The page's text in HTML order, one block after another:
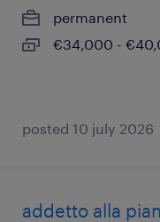
permanent
€34,000 -
posted 10 july 2026
addetto alla